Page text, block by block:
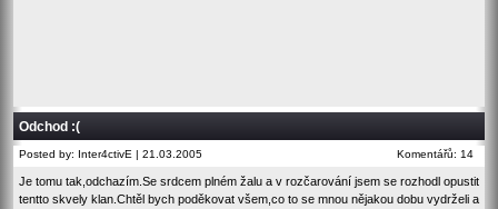
Odchod :(
Posted by: Inter4ctivE | 21.03.2005 Komentářů: 14
Je tomu tak,odchazím.Se srdcem plném žalu a v rozčarování jsem se rozhodl opustit
tentto skvely klan.Chtěl bych poděkovat všem,co to se mnou nějakou dobu vydrželi a